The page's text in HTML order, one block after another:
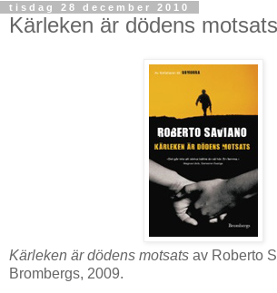
tisdag 28 december 2010
Kärleken är dödens motsats
Kärleken är dödens motsats av Roberto
Brombergs, 2009.